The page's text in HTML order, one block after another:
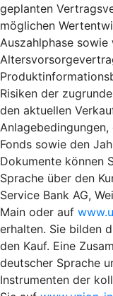
geplanten
möglichen
Auszahlphase
Risiken der
den aktuellen
Fonds sowie den
Dokumente können
Sprache über den
Service Bank AG,
Main oder auf
erhalten. Sie bilden
den Kauf. Eine
deutscher Sprache
Instrumenten der